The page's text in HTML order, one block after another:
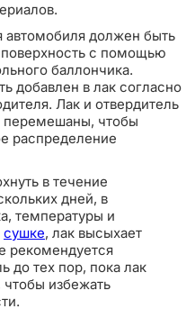
автомобиля должен быть
с помощью
баллончика.
добавлен в лак согласно
Лак и отвердитель
перемешаны, чтобы
распределение
в течение
дней, в
температуры и
сушке, лак высыхает
рекомендуется
до тех пор, пока лак
избежать